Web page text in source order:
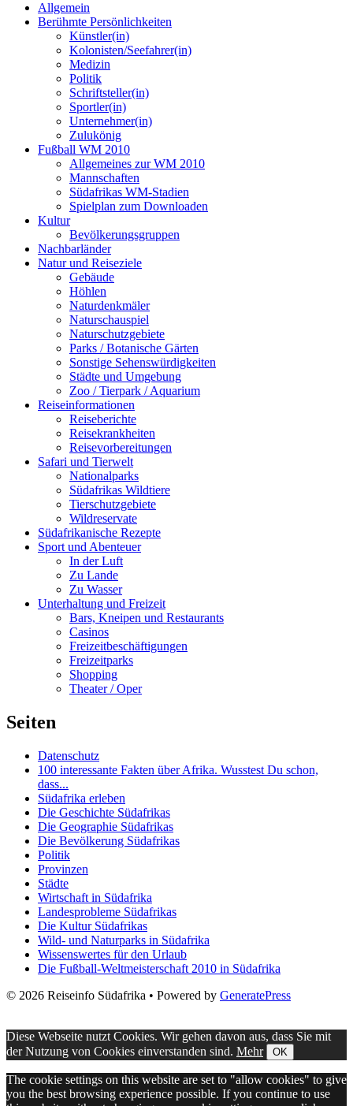
Allgemein
Berühmte Persönlichkeiten
Künstler(in)
Kolonisten/Seefahrer(in)
Medizin
Politik
Schriftsteller(in)
Sportler(in)
Unternehmer(in)
Zulukönig
Fußball WM 2010
Allgemeines zur WM 2010
Mannschaften
Südafrikas WM-Stadien
Spielplan zum Downloaden
Kultur
Bevölkerungsgruppen
Nachbarländer
Natur und Reiseziele
Gebäude
Höhlen
Naturdenkmäler
Naturschauspiel
Naturschutzgebiete
Parks / Botanische Gärten
Sonstige Sehenswürdigkeiten
Städte und Umgebung
Zoo / Tierpark / Aquarium
Reiseinformationen
Reiseberichte
Reisekrankheiten
Reisevorbereitungen
Safari und Tierwelt
Nationalparks
Südafrikas Wildtiere
Tierschutzgebiete
Wildreservate
Südafrikanische Rezepte
Sport und Abenteuer
In der Luft
Zu Lande
Zu Wasser
Unterhaltung und Freizeit
Bars, Kneipen und Restaurants
Casinos
Freizeitbeschäftigungen
Freizeitparks
Shopping
Theater / Oper
Seiten
Datenschutz
100 interessante Fakten über Afrika. Wusstest Du schon,
dass...
Südafrika erleben
Die Geschichte Südafrikas
Die Geographie Südafrikas
Die Bevölkerung Südafrikas
Politik
Provinzen
Städte
Wirtschaft in Südafrika
Landesprobleme Südafrikas
Die Kultur Südafrikas
Wild- und Naturparks in Südafrika
Wissenswertes für den Urlaub
Die Fußball-Weltmeisterschaft 2010 in Südafrika
© 2026 Reiseinfo Südafrika • Powered by GeneratePress
Diese Webseite nutzt Cookies. Wir gehen davon aus, dass Sie mit
der Nutzung von Cookies einverstanden sind. Mehr OK
The cookie settings on this website are set to "allow cookies" to give
you the best browsing experience possible. If you continue to use